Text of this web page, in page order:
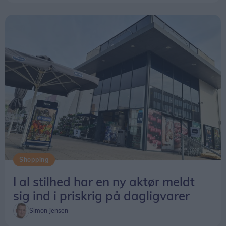
Meet & Greet med piloterne
Klokken 13.30 byder direktør i Aalborg Lufthavn,
Niels Hemmingsen, officielt velkommen. Med en
baggrund i Flyvevåbnet står han klar på stranden
til at tage imod piloterne.
Shopping
I al stilhed har en ny aktør meldt
sig ind i priskrig på dagligvarer
Simon Jensen